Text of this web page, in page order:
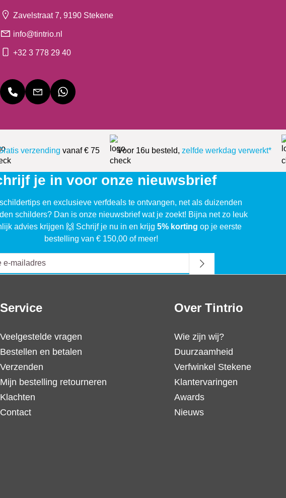
Zavelstraat 7, 9190 Stekene
info@tintrio.nl
+32 3 778 29 40
verzending vanaf € 75 Voor 16u besteld, zelfde werkdag verwerkt*
je in voor onze nieuwsbrief
en exclusieve verfdeals te ontvangen, net als duizenden
schilders? Dan is onze nieuwsbrief wat je zoekt! Bijna net zo leuk
advies krijgen 🙌 Schrijf je nu in en krijg5% korting op je eerste
bestelling van € 150,00 of meer!
Service
Veelgestelde vragen
Bestellen en betalen
Verzenden
Mijn bestelling retourneren
Klachten
Contact
Over Tintrio
Wie zijn wij?
Duurzaamheid
Verfwinkel Stekene
Klantervaringen
Awards
Nieuws